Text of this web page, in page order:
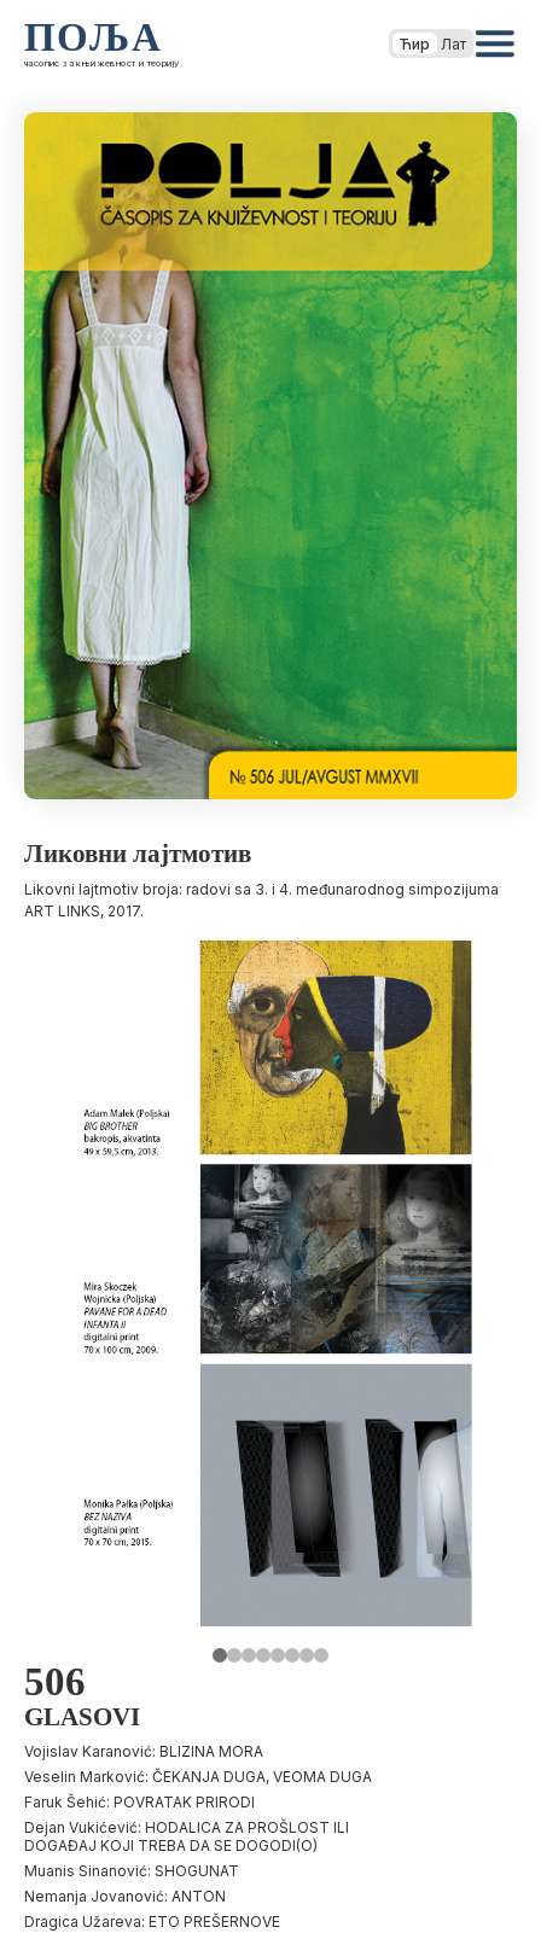
ПОЉА
часопис за књижевност и теорију
Ћир Лат
Ликовни лајтмотив
Likovni lajtmotiv broja: radovi sa 3. i 4. međunarodnog simpozijuma
ART LINKS, 2017.
506
GLASOVI
Vojislav Karanović: BLIZINA MORA
Veselin Marković: ČEKANJA DUGA, VEOMA DUGA
Faruk Šehić: POVRATAK PRIRODI
Dejan Vukićević: HODALICA ZA PROŠLOST ILI
DOGAĐAJ KOJI TREBA DA SE DOGODI(O)
Muanis Sinanović: SHOGUNAT
Nemanja Jovanović: ANTON
Dragica Užareva: ETO PREŠERNOVE